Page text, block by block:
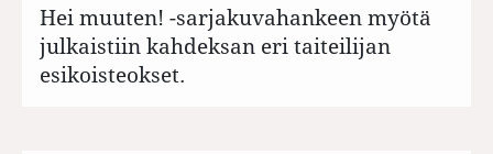
Hei muuten! -sarjakuvahankeen myötä
julkaistiin kahdeksan eri taiteilijan
esikoisteokset.